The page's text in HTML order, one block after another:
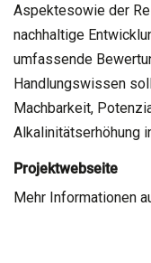
Aspektesowie der
nachhaltige
umfassende
Handlungswissen
Machbarkeit,
Alkalinitätserhöhung
Projektwebseite
Mehr Informationen